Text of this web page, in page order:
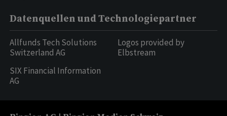
Datenquellen und Technologiepartner
Allfunds Tech Solutions
Switzerland AG
SIX Financial Information
AG
Logos provided by
Elbstream